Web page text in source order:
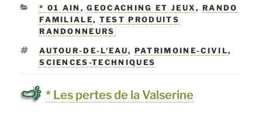
contrastes
découvrir
Coiron
CATÉGORIES
* 01 AIN ,GEOCACHING ET JEUX,RANDO
FAMILIALE, TEST PRODUITS
RANDONNEURS
ÉTIQUETTES
AUTOUR-DE-L'EAU, PATRIMOINE-CIVIL,
SCIENCES-TECHNIQUES
* Les pertes de la Valserine